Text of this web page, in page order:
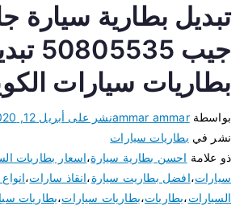
تبديل بطارية سيارة
جيب
بطاريات سيارات
بواسطةammar ammarنشر على أبريل 12, 2020
نشر في بطاريات سيارات
ذو علامة احسن بطارية سيارة،اسعار بطاريات
سيارات،افضل بطاريت سيارة،انقاذ سارات،
السيارات،بطاريات،بطاريات سيارات،بطاريات